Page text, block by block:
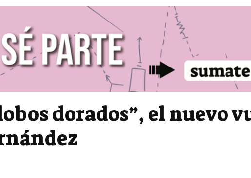
dorados”, el nuevo